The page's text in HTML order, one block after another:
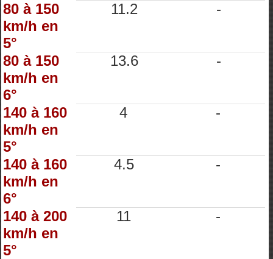
80 à 150
km/h en
5°
11.2 -
80 à 150
km/h en
6°
13.6 -
140 à 160
km/h en
5°
4 -
140 à 160
km/h en
6°
4.5 -
140 à 200
km/h en
5°
11 -